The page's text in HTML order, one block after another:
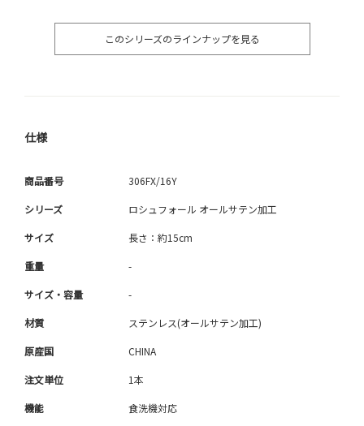
このシリーズのラインナップを見る
仕様
商品番号 306FX/16Y
シリーズ ロシュフォール オールサテン加工
サイズ 長さ：約15cm
重量 -
サイズ・容量 -
材質 ステンレス(オールサテン加工)
原産国 CHINA
注文単位 1本
機能 食洗機対応